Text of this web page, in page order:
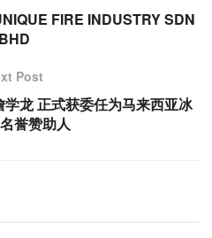
FIRE INDUSTRY SDN
BHD
Post
龙 正式获委任为马来西亚冰
誉赞助人